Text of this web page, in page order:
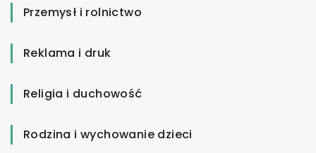
Przemysł i rolnictwo
Reklama i druk
Religia i duchowość
Rodzina i wychowanie dzieci